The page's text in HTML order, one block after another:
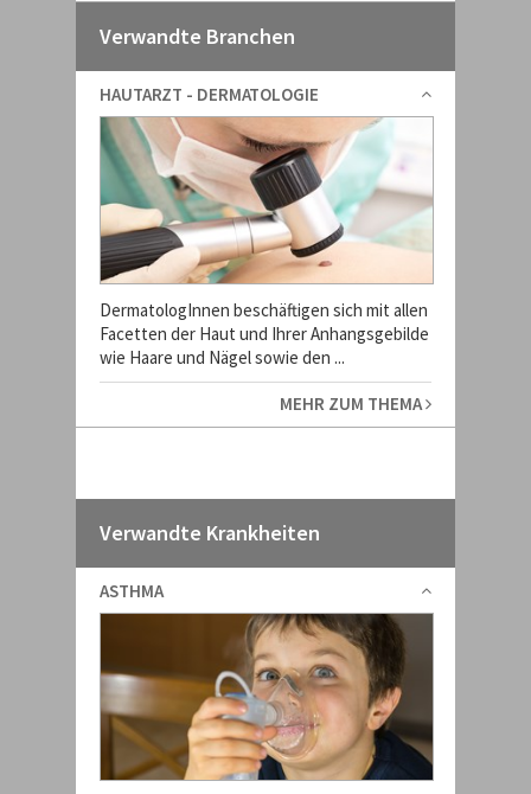
Verwandte Branchen
HAUTARZT - DERMATOLOGIE
DermatologInnen beschäftigen sich mit allen
Facetten der Haut und Ihrer Anhangsgebilde
wie Haare und Nägel sowie den ...
MEHR ZUM THEMA
Verwandte Krankheiten
ASTHMA